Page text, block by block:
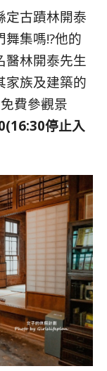
定古蹟林開泰
集嗎!?他的
醫林開泰先生
家族及建築的
費參觀景
停止入